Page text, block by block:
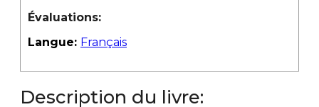
Évaluations:
Langue: Français
Description du livre: